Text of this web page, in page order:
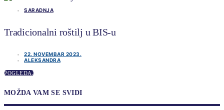
SARADNJA
Tradicionalni roštilj u BIS-u
22. NOVEMBAR 2023.
ALEKSANDRA
POGLEDAJ
MOŽDA VAM SE SVIDI